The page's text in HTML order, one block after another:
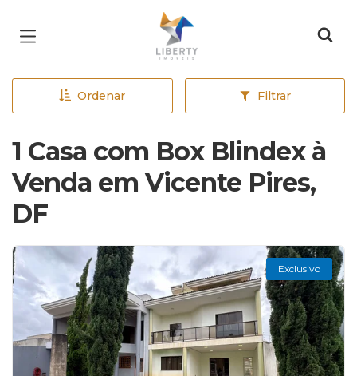
Página inicial
Ordenar Filtrar
1 Casa com Box Blindex à
Venda em Vicente Pires,
DF
Exclusivo